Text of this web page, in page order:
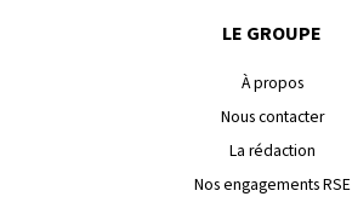
LE GROUPE
À propos
Nous contacter
La rédaction
Nos engagements RSE